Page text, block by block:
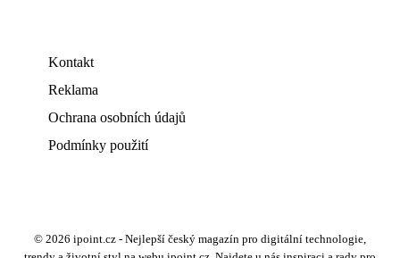
Kontakt
Reklama
Ochrana osobních údajů
Podmínky použití
© 2026 ipoint.cz - Nejlepší český magazín pro digitální technologie,